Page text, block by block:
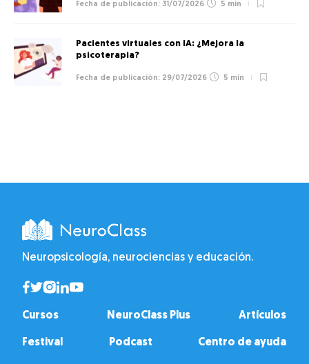
31/07/2026 5 min
Pacientes virtuales con IA: ¿Mejora la
psicoterapia?
29/07/2026 5 min
Neuropsicología, neurociencias y educación.
Cursos NeuroClass Plus Artículos
Festival Podcast Centro de ayuda